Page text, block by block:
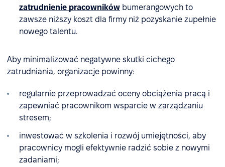
zatrudnienie pracowników bumerangowych to
zawsze niższy koszt dla firmy niż pozyskanie zupełnie
nowego talentu.
Aby minimalizować negatywne skutki cichego
zatrudniania, organizacje powinny:
regularnie przeprowadzać oceny obciążenia pracą i
zapewniać pracownikom wsparcie w zarządzaniu
stresem;
inwestować w szkolenia i rozwój umiejętności, aby
pracownicy mogli efektywnie radzić sobie z nowymi
zadaniami;